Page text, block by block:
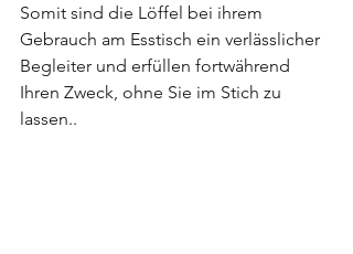
Somit sind die Löffel bei ihrem
Gebrauch am Esstisch ein verlässlicher
Begleiter und erfüllen fortwährend
Ihren Zweck, ohne Sie im Stich zu
lassen..